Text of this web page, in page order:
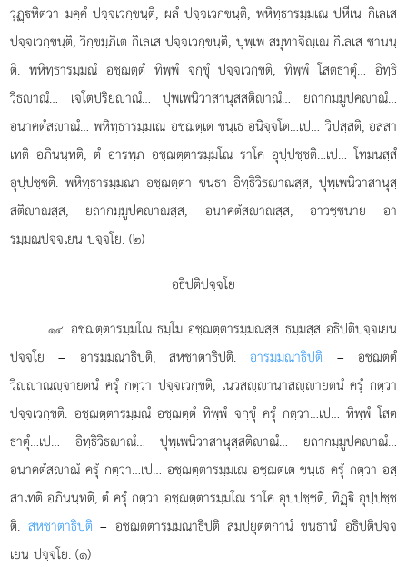
วุฏฺหิตฺวา มคฺคํ ปจฺจเวกฺขนฺติ, ผลํ ปจฺจเวกฺขนฺติ, พหิทฺธารมฺมเณ ปหีเน กิเลเส
ปจฺจเวกฺขนฺติ, วิกฺขมฺภิเต กิเลเส ปจฺจเวกฺขนฺติ, ปุพฺเพ สมุทาจิณฺเณ กิเลเส ชานนฺ
ติ. พหิทฺธารมฺมณํ อชฺฌตฺตํ ทิพฺพํ จกฺขุํ ปจฺจเวกฺขติ, ทิพฺพํ โสตธาตุํ… อิทฺธิ
วิธาณํ… เจโตปริยาณํ… ปุพฺเพนิวาสานุสฺสติาณํ… ยถากมฺมูปคาณํ…
อนาคตํสาณํ… พหิทฺธารมฺมเณ อชฺฌตฺเต ขนฺเธ อนิจฺจโต…เป… วิปสฺสติ, อสฺสา
เทติ อภินนฺทติ, ตํ อารพฺภ อชฺฌตฺตารมฺมโณ ราโค อุปฺปชฺชติ…เป… โทมนสฺสํ
อุปฺปชฺชติ. พหิทฺธารมฺมณา อชฺฌตฺตา ขนฺธา อิทฺธิวิธาณสฺส, ปุพฺเพนิวาสานุสฺ
สติาณสฺส, ยถากมฺมูปคาณสฺส, อนาคตํสาณสฺส, อาวชฺชนาย อา
รมฺมณปจฺจเยน ปจฺจโย. (๒)
อธิปติปจฺจโย
๑๔. อชฺฌตฺตารมฺมโณธมฺโม อชฺฌตฺตารมฺมณสฺส ธมฺมสฺส อธิปติปจฺจเยน
ปจฺจโย – อารมฺมณาธิปติ, สหชาตาธิปติ.อารมฺมณาธิปติ – อชฺฌตฺตํ
วิฺาณฺจายตนํ ครุํ กตฺวา ปจฺจเวกฺขติ, เนวสฺานาสฺายตนํ ครุํ กตฺวา
ปจฺจเวกฺขติ. อชฺฌตฺตารมฺมณํ อชฺฌตฺตํ ทิพฺพํ จกฺขุํ ครุํ กตฺวา…เป… ทิพฺพํ โสต
ธาตุํ…เป… อิทฺธิวิธาณํ… ปุพฺเพนิวาสานุสฺสติาณํ… ยถากมฺมูปคาณํ…
อนาคตํสาณํ ครุํ กตฺวา…เป… อชฺฌตฺตารมฺมเณ อชฺฌตฺเต ขนฺเธ ครุํ กตฺวา อสฺ
สาเทติ อภินนฺทติ, ตํ ครุํ กตฺวา อชฺฌตฺตารมฺมโณ ราโค อุปฺปชฺชติ, ทิฏฺิ อุปฺปชฺช
ติ. สหชาตาธิปติ – อชฺฌตฺตารมฺมณาธิปติ สมฺปยุตฺตกานํ ขนฺธานํ อธิปติปจฺจ
เยน ปจฺจโย. (๑)